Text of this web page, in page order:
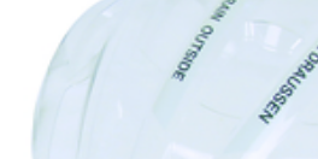
БІГ, ФІТНЕС, М'ЯЧІ
ВЕЛОСИПЕДИ
САМОКАТИ